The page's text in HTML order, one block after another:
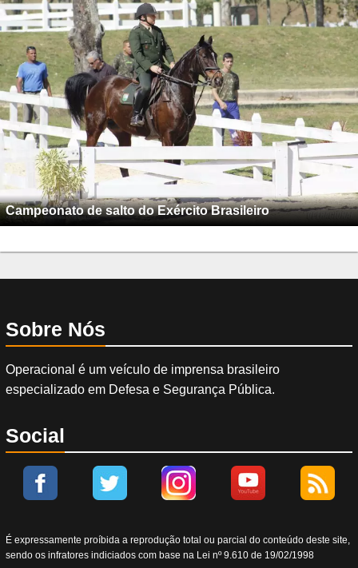
Campeonato de salto do Exército Brasileiro
Sobre Nós
Operacional é um veículo de imprensa brasileiro
especializado em Defesa e Segurança Pública.
Social
É expressamente proíbida a reprodução total ou parcial do conteúdo deste site,
sendo os infratores indiciados com base na Lei nº 9.610 de 19/02/1998